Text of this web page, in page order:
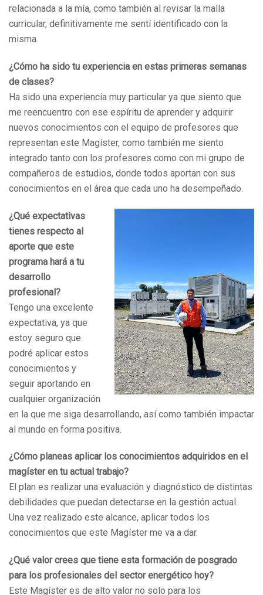
relacionada a la mía, como también al revisar la malla
curricular, definitivamente me sentí identificado con la
misma.
¿Cómo ha sido tu experiencia en estas primeras semanas
de clases?
Ha sido una experiencia muy particular ya que siento que
me reencuentro con ese espíritu de aprender y adquirir
nuevos conocimientos con el equipo de profesores que
representan este Magíster, como también me siento
integrado tanto con los profesores como con mi grupo de
compañeros de estudios, donde todos aportan con sus
conocimientos en el área que cada uno ha desempeñado.
¿Qué expectativas
tienes respecto al
aporte que este
programa hará a tu
desarrollo
profesional?
Tengo una excelente
expectativa, ya que
estoy seguro que
podré aplicar estos
conocimientos y
seguir aportando en
cualquier organización
en la que me siga desarrollando, así como también impactar
al mundo en forma positiva.
¿Cómo planeas aplicar los conocimientos adquiridos en el
magíster en tu actual trabajo?
El plan es realizar una evaluación y diagnóstico de distintas
debilidades que puedan detectarse en la gestión actual.
Una vez realizado este alcance, aplicar todos los
conocimientos que este Magíster me va a dar.
¿Qué valor crees que tiene esta formación de posgrado
para los profesionales del sector energético hoy?
Este Magíster es de alto valor no solo para los